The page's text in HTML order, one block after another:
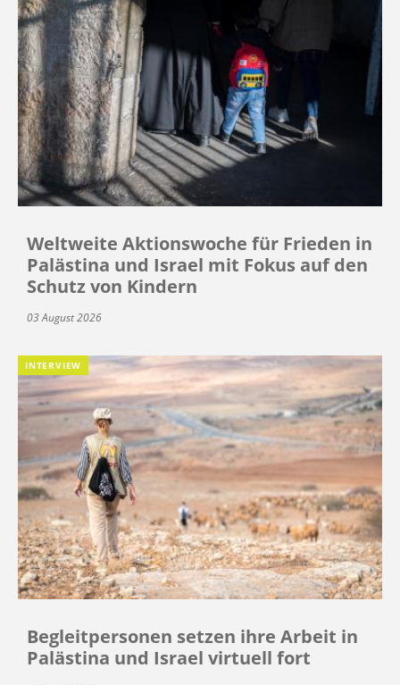
Weltweite Aktionswoche für Frieden in
Palästina und Israel mit Fokus auf den
Schutz von Kindern
03 August 2026
INTERVIEW
Begleitpersonen setzen ihre Arbeit in
Palästina und Israel virtuell fort